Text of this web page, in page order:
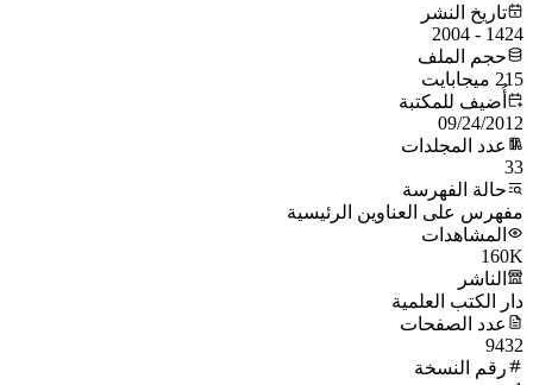
تاريخ النشر
1424 - 2004
حجم الملف
215 ميجابايت
أُضيف للمكتبة
09/24/2012
عدد المجلدات
33
حالة الفهرسة
مفهرس على العناوين الرئيسية
المشاهدات
160K
الناشر
دار الكتب العلمية
عدد الصفحات
9432
رقم النسخة